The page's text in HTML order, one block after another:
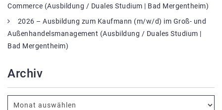
Commerce (Ausbildung / Duales Studium | Bad Mergentheim)
2026 – Ausbildung zum Kaufmann (m/w/d) im Groß- und
Außenhandelsmanagement (Ausbildung / Duales Studium |
Bad Mergentheim)
Archiv